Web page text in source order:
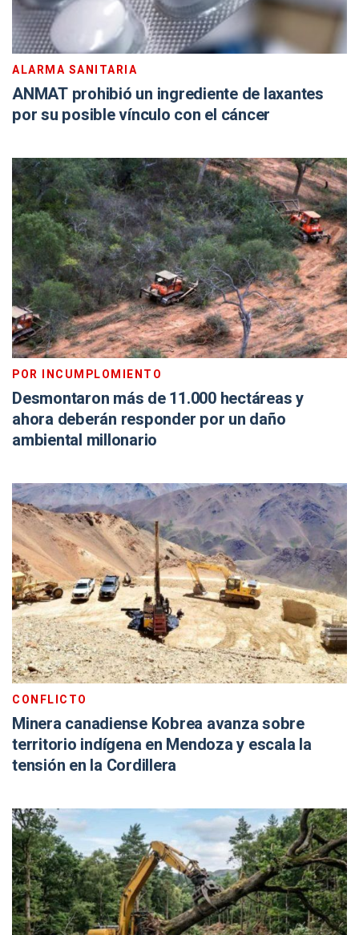
ALARMA SANITARIA
ANMAT prohibió un ingrediente de laxantes
por su posible vínculo con el cáncer
POR INCUMPLOMIENTO
Desmontaron más de 11.000 hectáreas y
ahora deberán responder por un daño
ambiental millonario
CONFLICTO
Minera canadiense Kobrea avanza sobre
territorio indígena en Mendoza y escala la
tensión en la Cordillera